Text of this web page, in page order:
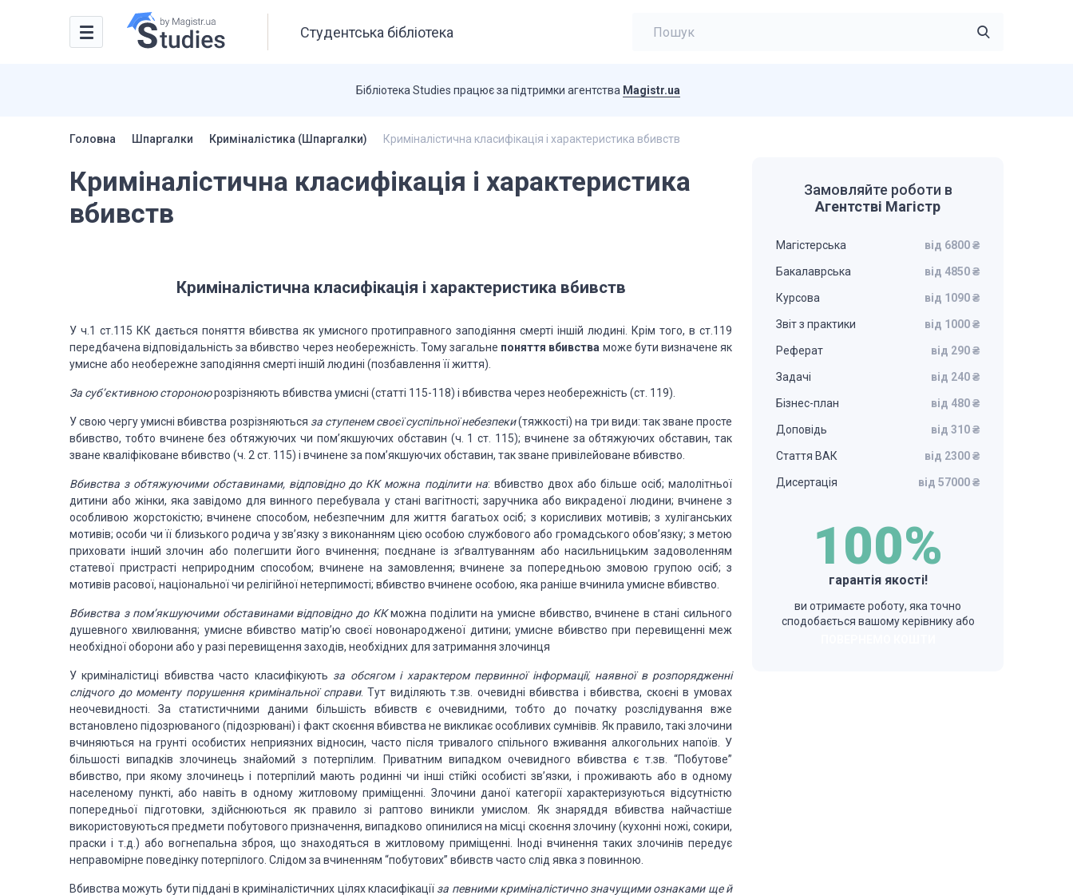
Студентська бібліотека
Бібліотека Studies працює за підтримки агентства Magistr.ua
Головна Шпаргалки Криміналістика (Шпаргалки) Криміналістична класифікація і характеристика вбивств
Криміналістична класифікація і характеристика
вбивств
Криміналістичнакласифікація і характеристика вбивств
У ч.1 ст.115 КК дається поняття вбивства як умисного протиправного заподіяння смерті іншій людині.
Крім того, в ст.119
передбачена відповідальність за вбивство через необережність. Тому загальне поняття вбивства може бути визначене як
умисне або необережне заподіяння смерті іншій людині (позбавлення її життя).
За суб’єктивноюстороноюрозрізняють вбивства умисні (статті 115-118) і вбивства через необережність (ст. 119).
У свою чергу умисні вбивства розрізняються за ступенем своєї суспільної небезпеки(тяжкості) на три види: так зване просте
вбивство, тобто вчинене без обтяжуючих чи пом’якшуючихобставин (ч. 1 ст. 115); вчинене за обтяжуючих обставин, так
зване кваліфіковане вбивство (ч. 2 ст. 115) і вчинене за пом’якшуючих обставин, так зване привілейоване вбивство.
Вбивства з обтяжуючимиобставинами, відповідно до КК можна поділити на: вбивство двохабо більше осіб; малолітньої
дитини або жінки, яка завідомо для винного перебувала у стані вагітності; заручника або викраденої людини; вчинене з
особливою жорстокістю; вчинене способом, небезпечним для життя багатьох осіб; з корисливих мотивів; з хуліганських
мотивів; особи чи її близького родича у зв’язку з виконанням цією особою службового або громадського обов’язку; з метою
приховати інший злочин або полегшити його вчинення; поєднане із зґвалтуванням або насильницьким задоволенням
статевої пристрасті неприродним способом; вчинене на замовлення; вчинене за попередньою змовою групою осіб; з
мотивів расової, національної чи релігійної нетерпимості; вбивство вчинене особою, яка раніше вчинила умисне вбивство.
Вбивства з пом’якшуючимиобставинами відповідно до ККможна поділити на умисне вбивство, вчинене в стані сильного
душевного хвилювання; умисне вбивство матір’ю своєї новонародженої дитини; умисне вбивство при перевищенні меж
необхідної оборони або у разі перевищення заходів, необхідних для затримання злочинця
У криміналістиці вбивства часто класифікують за обсягом і характером первинної інформації, наявноїв розпорядженні
слідчого до моменту порушення кримінальної справи. Тут виділяють т.зв. очевидні вбивства і вбивства, скоєні в умовах
неочевидності. За статистичними даними більшість вбивств є очевидними, тобто до початку розслідування вже
встановлено підозрюваного (підозрювані) і факт скоєння вбивства не викликає особливих сумнівів. Як правило, такі злочини
вчиняються на грунті особистих неприязних відносин, часто після тривалого спільного вживання алкогольних напоїв. У
більшості випадків злочинець знайомий з потерпілим. Приватним випадком очевидного вбивства є т.зв. “Побутове”
вбивство, при якому злочинець і потерпілий мають родинні чи інші стійкі особисті зв’язки, і проживають або в одному
населеному пункті, або навіть в одному житловомуприміщенні. Злочини даної категорії характеризуються відсутністю
попередньої підготовки, здійснюються як правило зі раптово виникли умислом. Як знаряддя вбивства найчастіше
використовуються предмети побутового призначення, випадково опинилися на місці скоєння злочину (кухонні ножі, сокири,
праски і т.д.) або вогнепальна зброя, що знаходяться в житловому приміщенні. Іноді вчинення таких злочинів передує
неправомірне поведінкупотерпілого. Слідом за вчиненням “побутових” вбивств часто слід явка з повинною.
Вбивства можуть бути піддані в криміналістичних цілях класифікації за певними криміналістичнозначущими ознаками ще й
Замовляйте роботи в
Агентстві Магістр
Магістерська від 6800 ₴
Бакалаврська від 4850 ₴
Курсова від 1090 ₴
Звіт з практики від 1000 ₴
Реферат від 290 ₴
Задачі від 240 ₴
Бізнес-план від 480 ₴
Доповідь від 310 ₴
Стаття ВАК від 2300 ₴
Дисертація від 57000 ₴
100%
гарантія якості!
ви отримаєте роботу, яка точно
сподобається вашому керівнику або